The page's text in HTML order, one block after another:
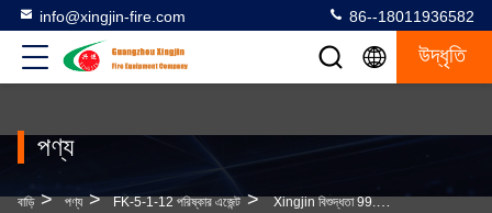
info@xingjin-fire.com 86--18011936582
উদ্ধৃতি
পণ্য
বাড়ি > পণ্য > FK-5-1-12 পরিষ্কার এজেন্ট > Xingjin বিশুদ্ধতা 99.99% উচ্চ-কার্যকারিতা FK-5-1-12 আগুন দমনের জন্য পরিষ্কার এজেন্ট